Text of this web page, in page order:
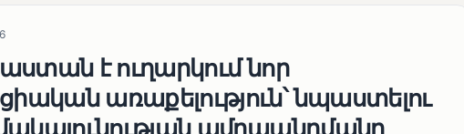
է ուղարկում նոր
առաքելություն՝ նպաստելու
ամրապնդմանը